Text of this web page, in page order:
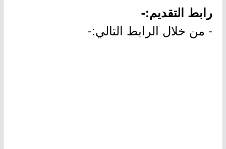
رابط التقديم:-
- من خلال الرابط التالي:-